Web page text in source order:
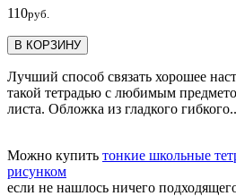
110руб.
В КОРЗИНУ
Лучший способ связать хорошее
такой тетрадью c любимым
листа. Обложка из гладкого
Можно купить тонкие школьные
рисунком
если не нашлось ничего